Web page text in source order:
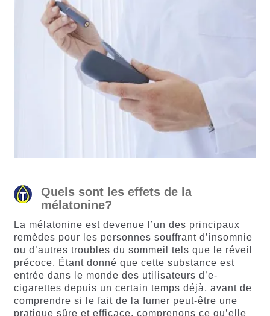
Quels sont les effets de la
mélatonine?
La mélatonine est devenue l’un des principaux
remèdes pour les personnes souffrant d’insomnie
ou d’autres troubles du sommeil tels que le réveil
précoce. Étant donné que cette substance est
entrée dans le monde des utilisateurs d’e-
cigarettes depuis un certain temps déjà, avant de
comprendre si le fait de la fumer peut-être une
pratique sûre et efficace, comprenons ce qu’elle